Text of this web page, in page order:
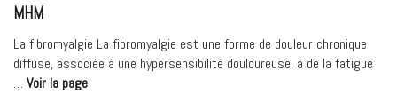
MHM
La fibromyalgie La fibromyalgie est une forme de douleur chronique
diffuse, associée à une hypersensibilité douloureuse, à de la fatigue
… Voir la page« Journée